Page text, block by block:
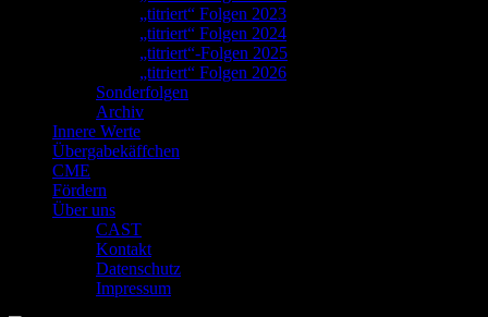
„titriert“ Folgen 2023
„titriert“ Folgen 2024
„titriert“-Folgen 2025
„titriert“ Folgen 2026
Sonderfolgen
Archiv
Innere Werte
Übergabekäffchen
CME
Fördern
Über uns
CAST
Kontakt
Datenschutz
Impressum